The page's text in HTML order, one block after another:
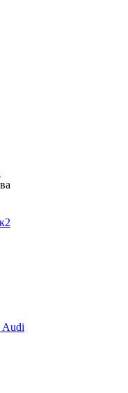
Audi